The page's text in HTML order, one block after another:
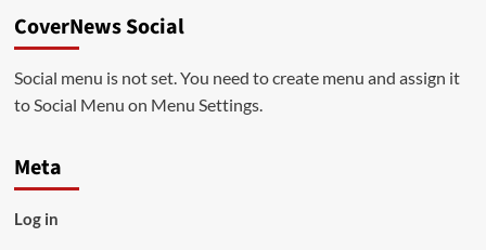
CoverNews Social
Social menu is not set. You need to create menu and assign it
to Social Menu on Menu Settings.
Meta
Log in